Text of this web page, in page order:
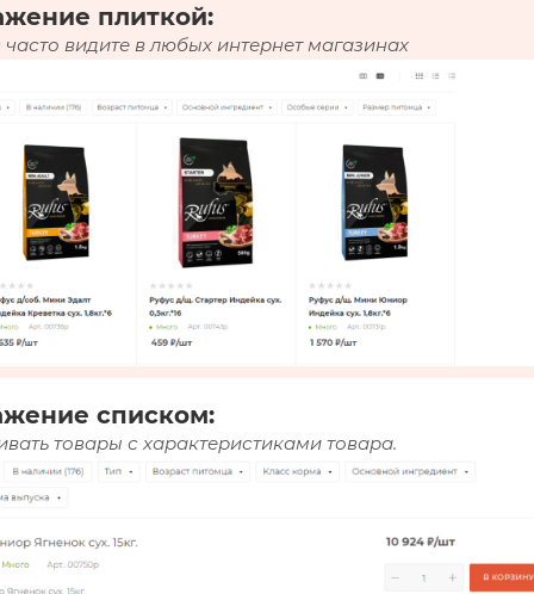
плиткой:
видите в любых интернет магазинах
списком:
товары с характеристиками товара.